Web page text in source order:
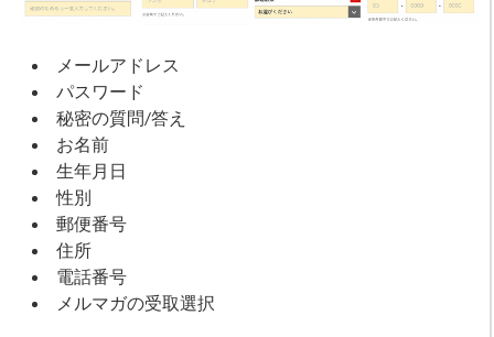
メールアドレス
パスワード
秘密の質問/答え
お名前
生年月日
性別
郵便番号
住所
電話番号
メルマガの受取選択